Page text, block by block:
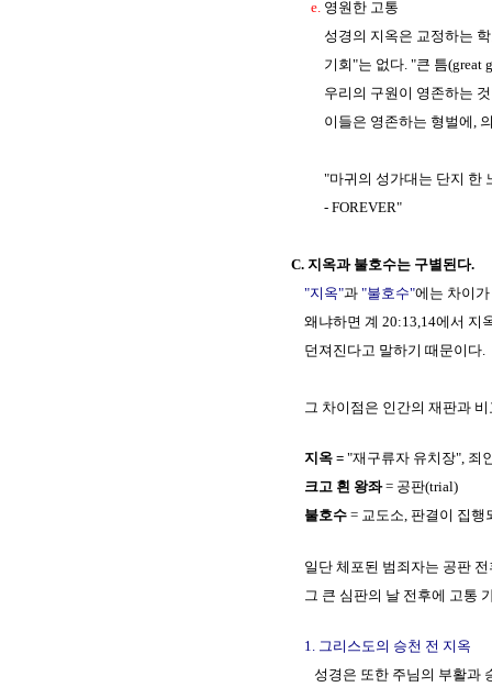
e. 영원한 고통
성경의 지옥은 교정하는 학교
기회"는 없다. "큰 틈(great
우리의 구원이 영존하는 것
이들은 영존하는 형벌에, 의로
"마귀의 성가대는 단지 한 노
- FOREVER"
C. 지옥과 불호수는 구별된다.
"지옥"과 "불호수"에는 차
왜냐하면 계 20:13,14에서 지
던져진다고 말하기 때문이다.
그 차이점은 인간의 재판과 비
지옥 = "재구류자 유치장", 죄
크고 흰 왕좌= 공판(trial)
불호수 = 교도소, 판결이 집행
일단 체포된 범죄자는 공판 전
그 큰 심판의 날 전후에 고통
1. 그리스도의 승천 전 지옥
성경은 또한 주님의 부활과